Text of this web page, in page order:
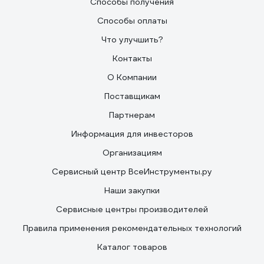
Способы оплаты
Что улучшить?
Контакты
О Компании
Поставщикам
Партнерам
Информация для инвесторов
Организациям
Сервисный центр ВсеИнструменты.ру
Наши закупки
Сервисные центры производителей
Правила применения рекомендательных технологий
Каталог товаров